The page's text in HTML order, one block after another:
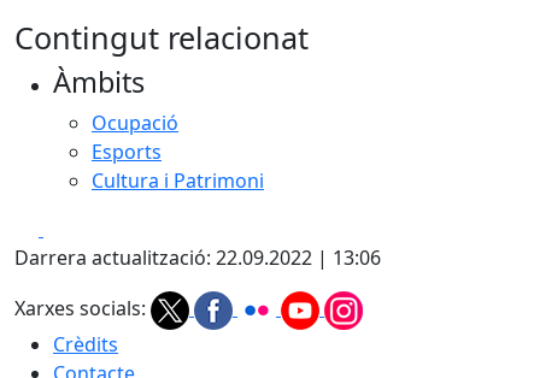
Contingut relacionat
Àmbits
Ocupació
Esports
Cultura i Patrimoni
Darrera actualització: 22.09.2022 | 13:06
Xarxes socials:
Crèdits